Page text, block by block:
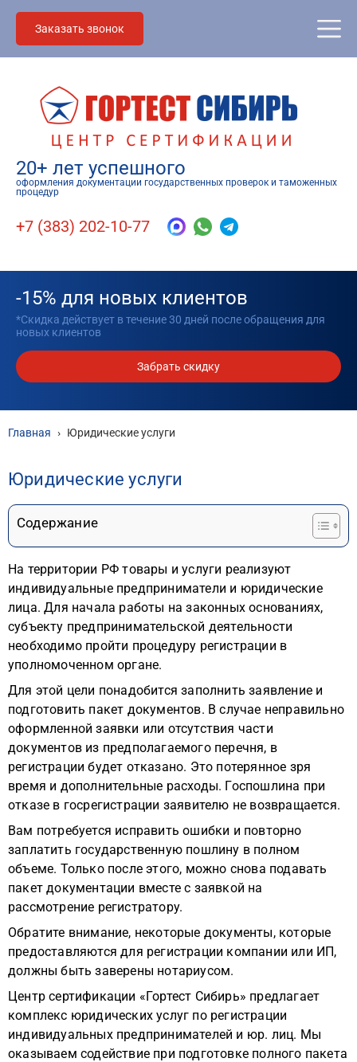
Заказать звонок
20+ лет успешного
оформления документации государственных проверок и таможенных
процедур
+7 (383) 202-10-77
-15% для новых клиентов
*Скидка действует в течение 30 дней после обращения для
новых клиентов
Забрать скидку
Главная › Юридические услуги
Юридические услуги
Содержание
На территории РФ товары и услуги реализуют
индивидуальные предприниматели и юридические
лица. Для начала работы на законных основаниях,
субъекту предпринимательской деятельности
необходимо пройти процедуру регистрации в
уполномоченном органе.
Для этой цели понадобится заполнить заявление и
подготовить пакет документов. В случае неправильно
оформленной заявки или отсутствия части
документов из предполагаемого перечня, в
регистрации будет отказано. Это потерянное зря
время и дополнительные расходы. Госпошлина при
отказе в госрегистрации заявителю не возвращается.
Вам потребуется исправить ошибки и повторно
заплатить государственную пошлину в полном
объеме. Только после этого, можно снова подавать
пакет документации вместе с заявкой на
рассмотрение регистратору.
Обратите внимание, некоторые документы, которые
предоставляются для регистрации компании или ИП,
должны быть заверены нотариусом.
Центр сертификации «Гортест Сибирь» предлагает
комплекс юридических услуг по регистрации
индивидуальных предпринимателей и юр. лиц. Мы
оказываем содействие при подготовке полного пакета